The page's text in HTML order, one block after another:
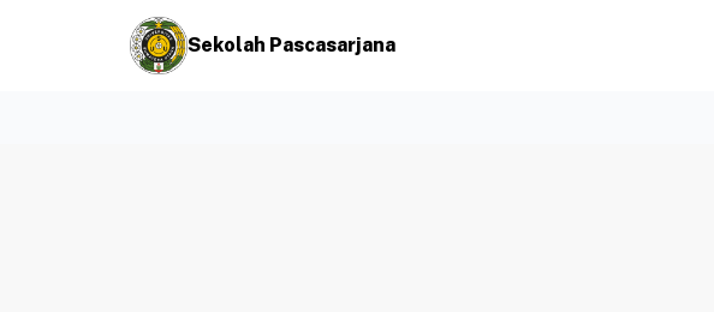
Sekolah Pascasarjana